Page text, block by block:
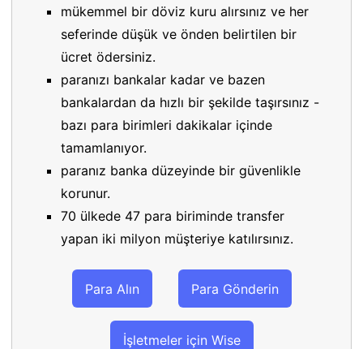
mükemmel bir döviz kuru alırsınız ve her
seferinde düşük ve önden belirtilen bir
ücret ödersiniz.
paranızı bankalar kadar ve bazen
bankalardan da hızlı bir şekilde taşırsınız -
bazı para birimleri dakikalar içinde
tamamlanıyor.
paranız banka düzeyinde bir güvenlikle
korunur.
70 ülkede 47 para biriminde transfer
yapan iki milyon müşteriye katılırsınız.
Para Alın Para Gönderin
İşletmeler için Wise